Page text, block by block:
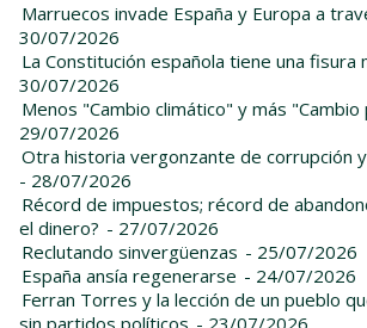
Marruecos invade España y Europa a
30/07/2026
La Constitución española tiene una fisura
30/07/2026
Menos "Cambio climático" y más "Cambio
29/07/2026
Otra historia vergonzante de corrupción
- 28/07/2026
Récord de impuestos; récord de
el dinero? - 27/07/2026
Reclutando sinvergüenzas - 25/07/2026
España ansía regenerarse - 24/07/2026
Ferran Torres y la lección de un pueblo